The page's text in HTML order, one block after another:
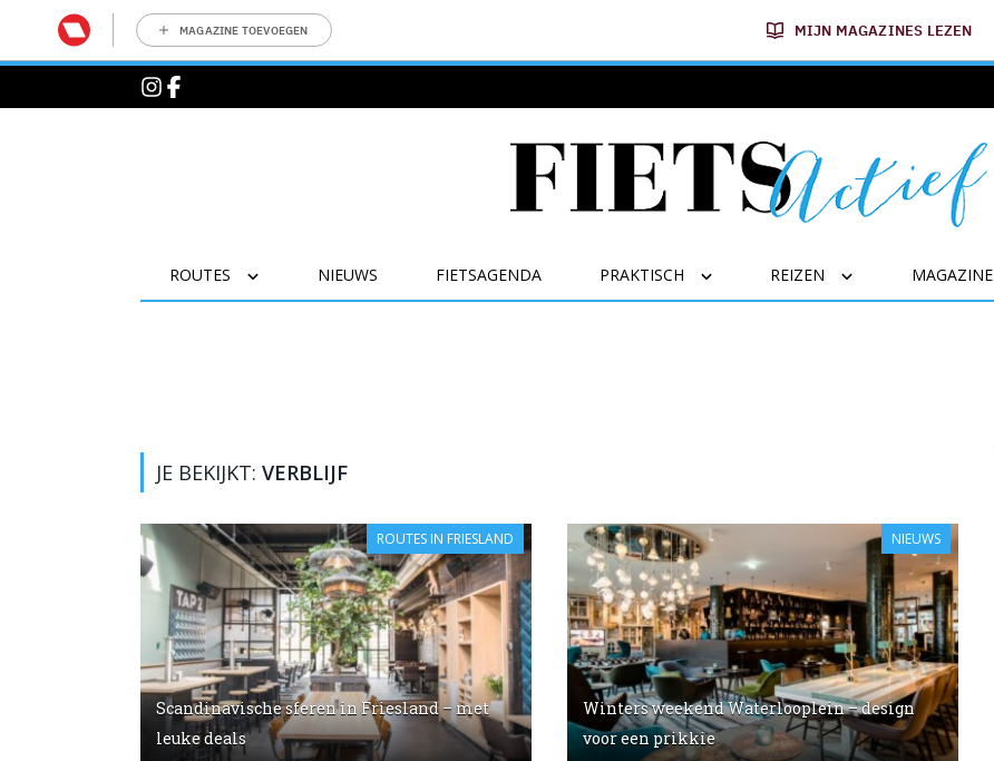
MAGAZINE TOEVOEGEN MIJN MAGAZINES LEZEN
ROUTES NIEUWS FIETSAGENDA PRAKTISCH REIZEN MAGAZINE
JE BEKIJKT: VERBLIJF
Scandinavische sferen in Friesland – met
leuke deals
ROUTES IN FRIESLAND
Winters weekend Waterlooplein – design
voor een prikkie
NIEUWS